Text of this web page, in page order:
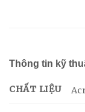
Thông tin kỹ
CHẤT LIỆU